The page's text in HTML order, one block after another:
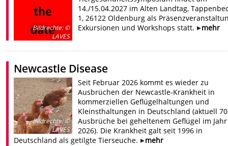
Bildrechte:©
LAVES
14./15.04.2027 im Alten Landtag,
1, 26122 Oldenburg als
Exkursionen und Workshops statt.
mehr
Newcastle Disease
Bildrechte:©
LAVES
Seit Februar 2026 kommt es wieder zu
Ausbrüchen der Newcastle-Krankheit in
kommerziellen Geflügelhaltungen und
Kleinsthaltungen in Deutschland (aktuell 70
Ausbrüche bei geheltenem Geflügel im Jahr
2026). Die Krankheit galt seit 1996 in
Deutschland als getilgte Tierseuche.
mehr